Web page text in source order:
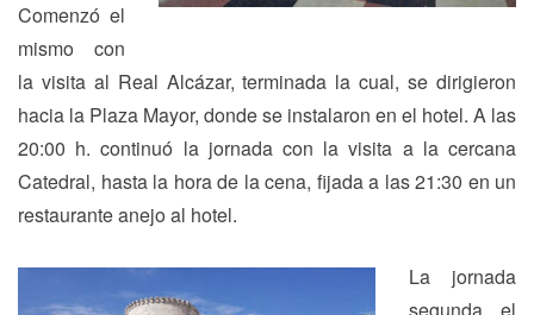
Comenzó el
mismo con
la visita al Real Alcázar, terminada la cual, se dirigieron
hacia la Plaza Mayor, donde se instalaron en el hotel. A las
20:00 h. continuó la jornada con la visita a la cercana
Catedral, hasta la hora de la cena, fijada a las 21:30 en un
restaurante anejo al hotel.
La jornada